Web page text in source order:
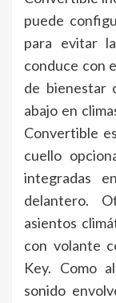
puede
para evitar
conduce con
de bienestar
abajo en
Convertible
cuello
integradas
delantero.
asientos
con volante
Key. Como
sonido